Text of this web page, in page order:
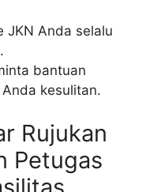
JKN Anda selalu
bantuan
kesulitan.
Rujukan
Petugas